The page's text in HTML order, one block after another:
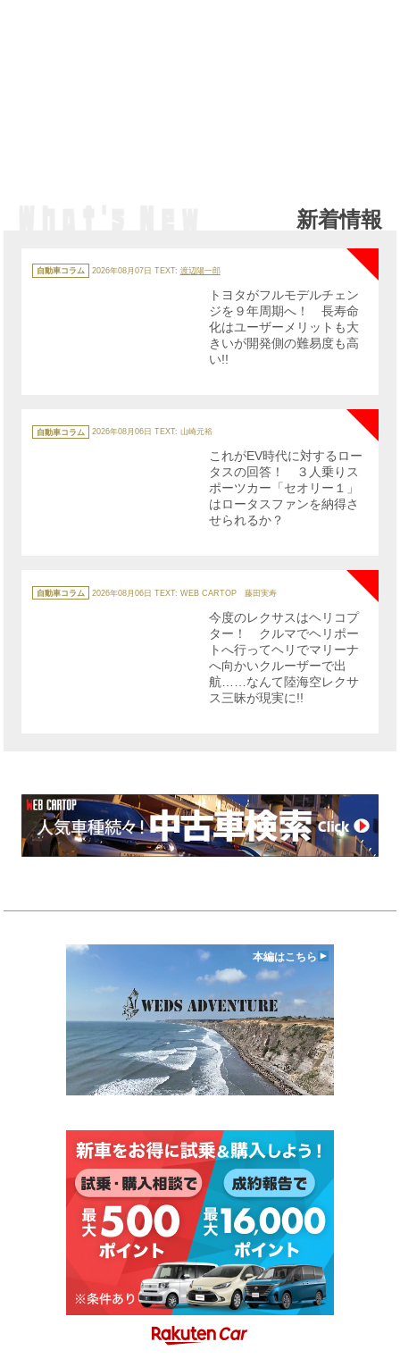
新着情報
テ
ゴ
自動車コラム 2026年08月07日 TEXT: 渡辺陽一郎
NEW
トヨタがフルモデルチェン
ジを９年周期へ！ 長寿命
化はユーザーメリットも大
きいが開発側の難易度も高
い!!
テ
ゴ
自動車コラム 2026年08月06日 TEXT: 山崎元裕
これがEV時代に対するロー
タスの回答！ ３人乗りス
ポーツカー「セオリー１」
はロータスファンを納得さ
せられるか？
テ
ゴ
自動車コラム 2026年08月06日 TEXT: WEB CARTOP 藤田実寿
今度のレクサスはヘリコプ
ター！ クルマでヘリポー
トへ行ってヘリでマリーナ
へ向かいクルーザーで出
航……なんて陸海空レクサ
ス三昧が現実に!!
本編はこちら